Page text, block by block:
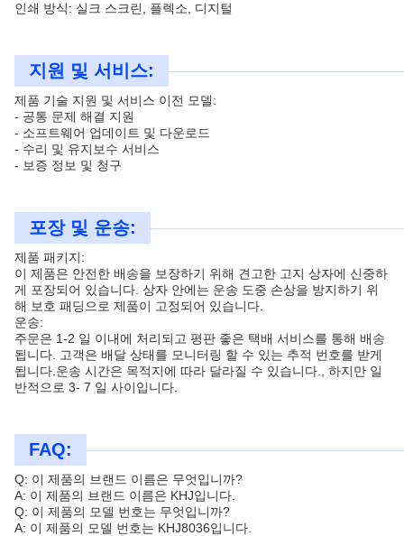
인쇄 방식: 실크 스크린, 플렉소, 디지털
지원 및 서비스:
제품 기술 지원 및 서비스 이전 모델:
- 공통 문제 해결 지원
- 소프트웨어 업데이트 및 다운로드
- 수리 및 유지보수 서비스
- 보증 정보 및 청구
포장 및 운송:
제품 패키지:
이 제품은 안전한 배송을 보장하기 위해 견고한 고지 상자에 신중하
게 포장되어 있습니다. 상자 안에는 운송 도중 손상을 방지하기 위
해 보호 패딩으로 제품이 고정되어 있습니다.
운송:
주문은 1-2 일 이내에 처리되고 평판 좋은 택배 서비스를 통해 배송
됩니다. 고객은 배달 상태를 모니터링 할 수 있는 추적 번호를 받게
됩니다.운송 시간은 목적지에 따라 달라질 수 있습니다., 하지만 일
반적으로 3- 7 일 사이입니다.
FAQ:
Q: 이 제품의 브랜드 이름은 무엇입니까?
A: 이 제품의 브랜드 이름은 KHJ입니다.
Q: 이 제품의 모델 번호는 무엇입니까?
A: 이 제품의 모델 번호는 KHJ8036입니다.